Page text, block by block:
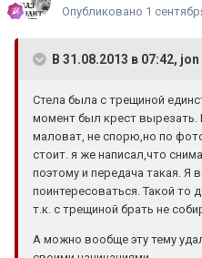
Опубликовано 1
В 31.08.2013 в 07:42,
Стела была с трещиной
момент был крест вырезать.
маловат, не спорю,но по
стоит. я же написал,что
поэтому и передача такая. Я
поинтересоваться. Такой то
т.к. с трещиной брать не
А можно вообще эту тему